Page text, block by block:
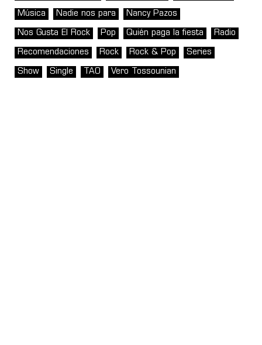
Música Nadie nos para Nancy Pazos
Nos Gusta El Rock Pop Quién paga la fiesta Radio
Recomendaciones Rock Rock & Pop Series
Show Single TAO Vero Tossounian